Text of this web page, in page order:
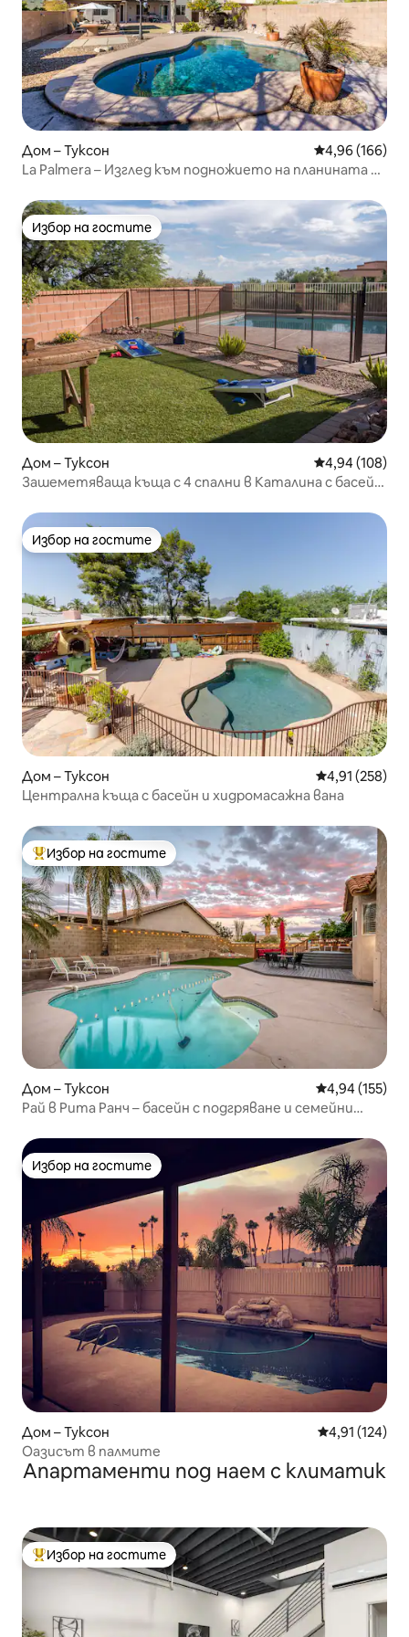
Дом – Туксон Средна
4,96 (166)
La Palmera – Изглед към подножието на планината +
Избор на гостите
Избор на гостите
Дом – Туксон Средна
4,94 (108)
Зашеметяваща къща с 4 спални в Каталина с басейн
Избор на гостите
Избор на гостите
Дом – Туксон Средна
4,91 (258)
Централна къща с басейн и хидромасажна вана
Най-популярен избор на гостите
Избор на гостите
Дом – Туксон Средна
4,94 (155)
Рай в Рита Ранч – басейн с подгряване и семейни
Избор на гостите
Избор на гостите
Дом – Туксон Средна
4,91 (124)
Оазисът в палмите
Апартаменти под наем с климатик
Най-популярен избор на гостите
Избор на гостите